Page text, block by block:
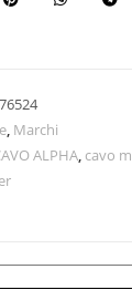
Marchi
ALPHA cavo